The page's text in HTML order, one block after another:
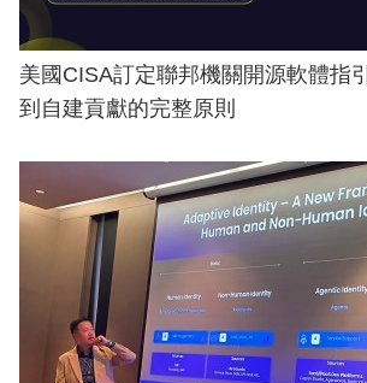
美國CISA訂定聯邦機關開源軟體指
到自建貢獻的完整原則